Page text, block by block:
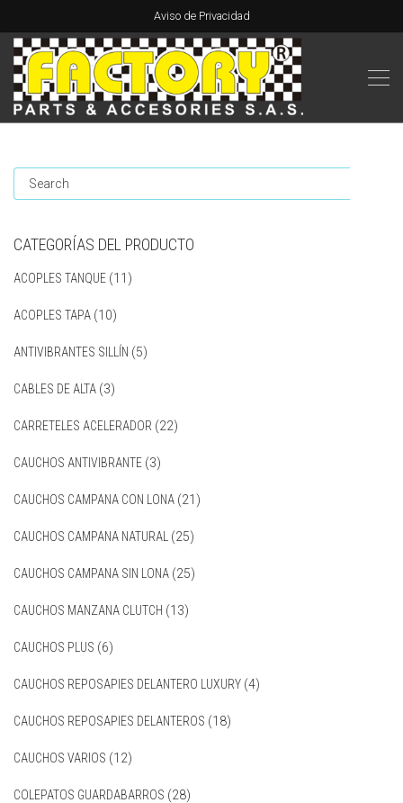
Aviso de Privacidad
CATEGORÍAS DEL PRODUCTO
ACOPLES TANQUE (11)
ACOPLES TAPA (10)
ANTIVIBRANTES SILLÍN (5)
CABLES DE ALTA (3)
CARRETELES ACELERADOR (22)
CAUCHOS ANTIVIBRANTE (3)
CAUCHOS CAMPANA CON LONA (21)
CAUCHOS CAMPANA NATURAL (25)
CAUCHOS CAMPANA SIN LONA (25)
CAUCHOS MANZANA CLUTCH (13)
CAUCHOS PLUS (6)
CAUCHOS REPOSAPIES DELANTERO LUXURY (4)
CAUCHOS REPOSAPIES DELANTEROS (18)
CAUCHOS VARIOS (12)
COLEPATOS GUARDABARROS (28)